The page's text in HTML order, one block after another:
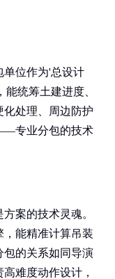
单位作为'总设计
统筹土建进度、
化处理、周边防护
专业分包的技术
案的技术灵魂。
能精准计算吊装
包的关系如同导演
难度动作设计，